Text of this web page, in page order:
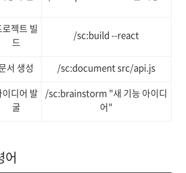
젝트 빌
드
/sc:build --react
서 생성
/sc:document src/api.js
이디어 발
굴
/sc:brainstorm "새 기능 아이디
어"
어